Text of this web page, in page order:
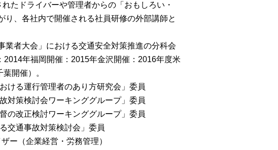
たドライバーや管理者からの「おもしろい・
、各社内で開催される社員研修の外部講師と
業者大会」における交通安全対策推進の分科会
年福岡開催：2015年金沢開催：2016年度米
開催）。
ける運行管理者のあり方研究会」委員
対策検討会ワーキンググループ」委員
の改正検討ワーキンググループ」委員
交通事故対策検討会」委員
ー（企業経営・労務管理）